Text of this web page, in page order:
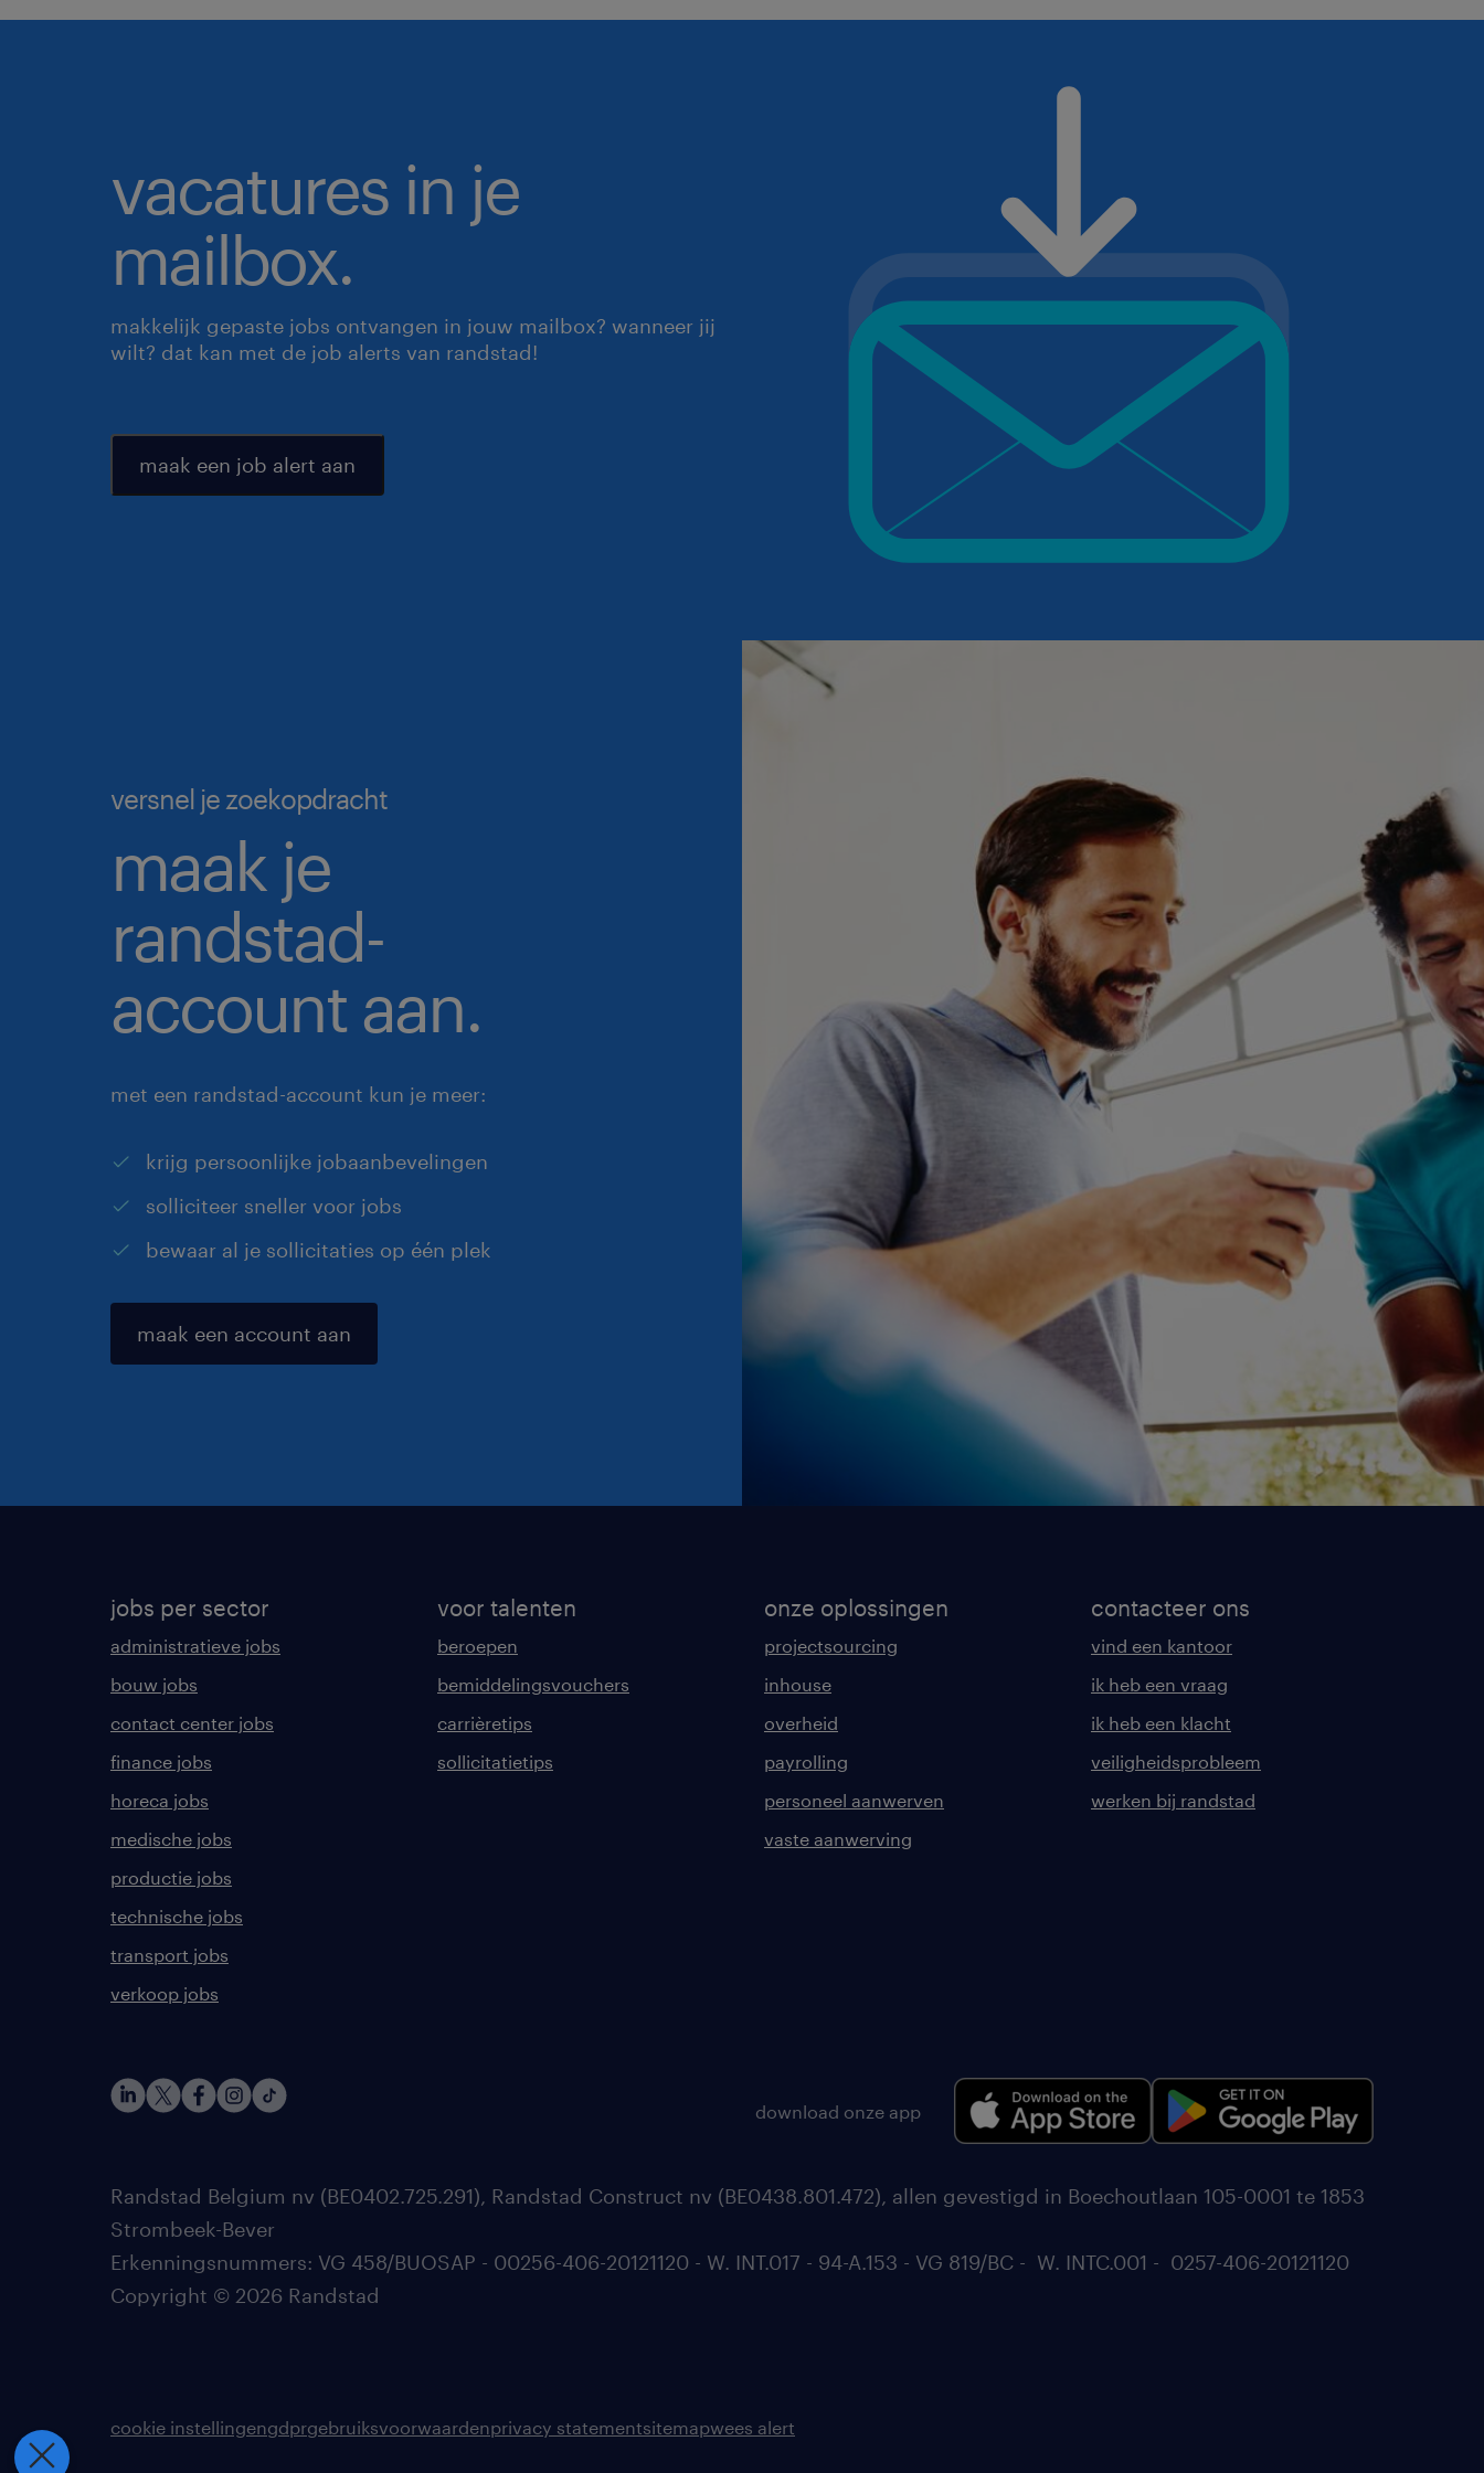
vacatures in je
mailbox.
makkelijk gepaste jobs ontvangen in jouw mailbox? wanneer jij
wilt? dat kan met de job alerts van randstad!
maak een job alert aan
versnel je zoekopdracht
maak je
randstad-
account aan.
met een randstad-account kun je meer:
krijg persoonlijke jobaanbevelingen
solliciteer sneller voor jobs
bewaar al je sollicitaties op één plek
maak een account aan
jobs per sector
administratieve jobs
bouw jobs
contact center jobs
finance jobs
horeca jobs
medische jobs
productie jobs
technische jobs
transport jobs
verkoop jobs
voor talenten
beroepen
bemiddelingsvouchers
carrièretips
sollicitatietips
onze oplossingen
projectsourcing
inhouse
overheid
payrolling
personeel aanwerven
vaste aanwerving
contacteer ons
vind een kantoor
ik heb een vraag
ik heb een klacht
veiligheidsprobleem
werken bij randstad
download onze app
Randstad Belgium nv (BE0402.725.291), Randstad Construct nv (BE0438.801.472), allen gevestigd in Boechoutlaan 105-0001 te 1853
Strombeek-Bever
Erkenningsnummers: VG 458/BUOSAP - 00256-406-20121120 - W. INT.017 - 94-A.153 - VG 819/BC - W. INTC.001 - 0257-406-20121120
Copyright © 2026 Randstad
cookie instellingengdprgebruiksvoorwaardenprivacy statementsitemapwees alert